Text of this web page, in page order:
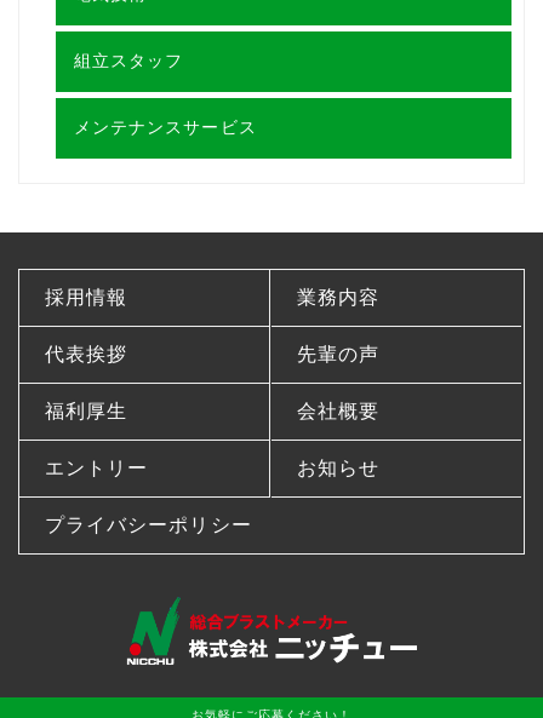
組立スタッフ
メンテナンスサービス
採用情報 業務内容
代表挨拶 先輩の声
福利厚生 会社概要
エントリー お知らせ
プライバシーポリシー
会社ホームページはこちら
お気軽にご応募ください！